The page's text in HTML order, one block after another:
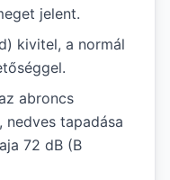
jelent.
kivitel, a normál
abroncs
nedves tapadása
72 dB (B